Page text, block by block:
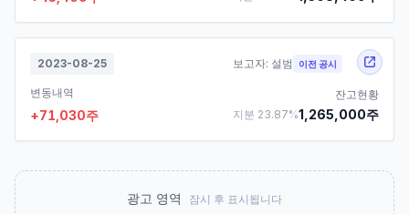
2023-08-25 보고자: 설범 이전 공시
변동내역
+71,030주
잔고현황
지분 23.87%1,265,000주
광고 영역 잠시 후 표시됩니다